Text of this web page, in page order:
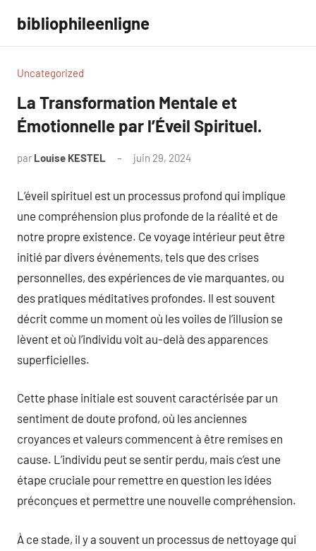
contenu
bibliophileenligne
Uncategorized
La Transformation Mentale et
Émotionnelle par l’Éveil Spirituel.
par Louise KESTEL juin 29, 2024
L’éveil spirituel est un processus profond qui implique
une compréhension plus profonde de la réalité et de
notre propre existence. Ce voyage intérieur peut être
initié par divers événements, tels que des crises
personnelles, des expériences de vie marquantes, ou
des pratiques méditatives profondes. Il est souvent
décrit comme un moment où les voiles de l’illusion se
lèvent et où l’individu voit au-delà des apparences
superficielles.
Cette phase initiale est souvent caractérisée par un
sentiment de doute profond, où les anciennes
croyances et valeurs commencent à être remises en
cause. L’individu peut se sentir perdu, mais c’est une
étape cruciale pour remettre en question les idées
préconçues et permettre une nouvelle compréhension.
À ce stade, il y a souvent un processus de nettoyage qui